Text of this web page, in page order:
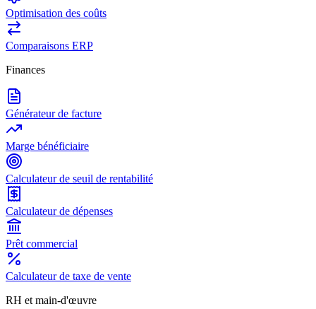
Optimisation des coûts
Comparaisons ERP
Finances
Générateur de facture
Marge bénéficiaire
Calculateur de seuil de rentabilité
Calculateur de dépenses
Prêt commercial
Calculateur de taxe de vente
RH et main-d'œuvre